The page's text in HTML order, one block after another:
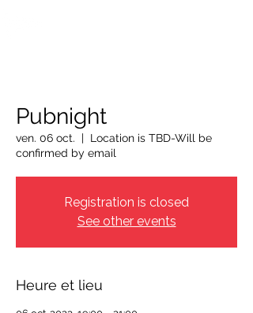
Pubnight
ven. 06 oct.
  |
Location is TBD-Will be
confirmed by email
Registration is closed
See other events
Heure et lieu